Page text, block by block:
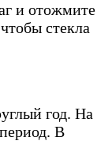
и отожмите
стекла
год. На
В